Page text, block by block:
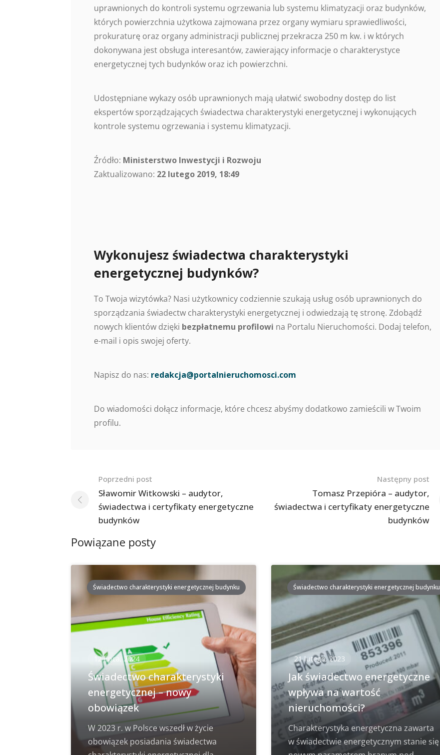
uprawnionych do kontroli systemu ogrzewania lub systemu klimatyzacji oraz budynków,
których powierzchnia użytkowa zajmowana przez organy wymiaru sprawiedliwości,
prokuraturę oraz organy administracji publicznej przekracza 250 m kw. i w których
dokonywana jest obsługa interesantów, zawierający informacje o charakterystyce
energetycznej tych budynków oraz ich powierzchni.
Udostępniane wykazy osób uprawnionych mają ułatwić swobodny dostęp do list
ekspertów sporządzających świadectwa charakterystyki energetycznej i wykonujących
kontrole systemu ogrzewania i systemu klimatyzacji.
Źródło: Ministerstwo Inwestycji i Rozwoju
Zaktualizowano: 22 lutego 2019, 18:49
Wykonujesz świadectwa charakterystyki
energetycznej budynków?
To Twoja wizytówka? Nasi użytkownicy codziennie szukają usług osób uprawnionych do
sporządzania świadectw charakterystyki energetycznej i odwiedzają tę stronę. Zdobądź
nowych klientów dzięki bezpłatnemu profilowi na Portalu Nieruchomości. Dodaj telefon,
e-mail i opis swojej oferty.
Napisz do nas: redakcja@portalnieruchomosci.com
Do wiadomości dołącz informacje, które chcesz abyśmy dodatkowo zamieścili w Twoim
profilu.
Nawigacja
po
postach
Poprzedni post
Sławomir Witkowski – audytor,
świadectwa i certyfikaty energetyczne
budynków
Następny post
Tomasz Przepióra – audytor,
świadectwa i certyfikaty energetyczne
budynków
Powiązane posty
Świadectwo charakterystyki energetycznej budynku
12 lipca, 2024
Świadectwo charakterystyki
energetycznej – nowy
obowiązek
W 2023 r. w Polsce wszedł w życie
obowiązek posiadania świadectwa
Świadectwo charakterystyki energetycznej budynku
21 lutego, 2023
Jak świadectwo energetyczne
wpływa na wartość
nieruchomości?
Charakterystyka energetyczna zawarta
w świadectwie energetycznym stanie się